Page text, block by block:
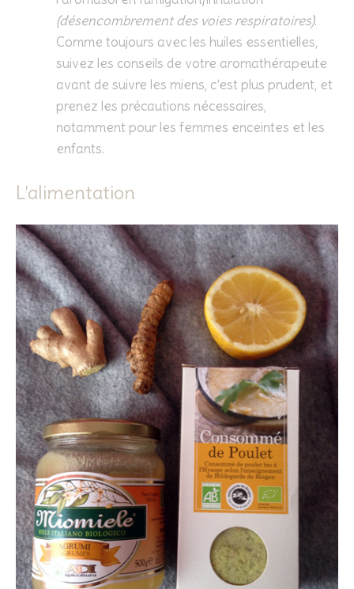
(désencombrement des voies respiratoires).
Comme toujours avec les huiles essentielles,
suivez les conseils de votre aromathérapeute
avant de suivre les miens, c’est plus prudent, et
prenez les précautions nécessaires,
notamment pour les femmes enceintes et les
enfants.
L’alimentation